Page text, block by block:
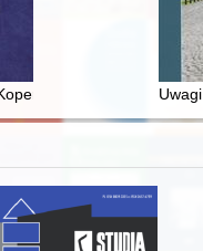
do dziśz rodu Ślązaka